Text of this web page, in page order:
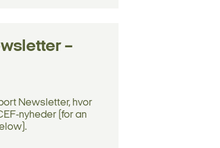
–
Newsletter, hvor
nyheder (for an